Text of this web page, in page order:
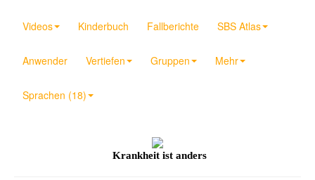
Videos Kinderbuch Fallberichte SBS Atlas
Anwender Vertiefen Gruppen Mehr
Sprachen (18)
Krankheit ist anders